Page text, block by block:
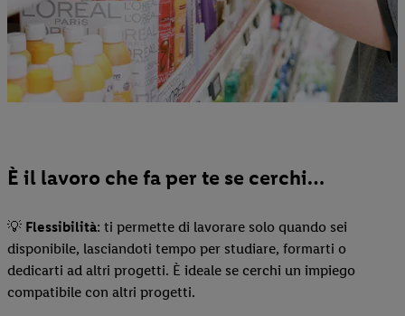
È il lavoro che fa per te se cerchi…
💡 Flessibilità: ti permette di lavorare solo quando sei
disponibile, lasciandoti tempo per studiare, formarti o
dedicarti ad altri progetti. È ideale se cerchi un impiego
compatibile con altri progetti.